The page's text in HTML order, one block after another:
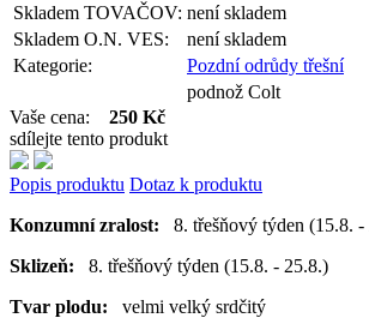
Skladem TOVAČOV: není skladem
Skladem O.N. VES:
není skladem
Kategorie:
Pozdní odrůdy třešní
podnož Colt
Vaše cena: 250 Kč
sdílejte tento produkt
Popis produktu Dotaz k produktu
Konzumní zralost:
8. třešňový týden (15.8. -
Sklizeň:
8. třešňový týden (15.8. - 25.8.)
Tvar plodu: velmi velký srdčitý